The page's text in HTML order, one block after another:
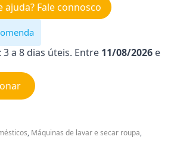
ajuda? Fale connosco
a 8 dias úteis. Entre 11/08/2026 e
, Máquinas de lavar e secar roupa,